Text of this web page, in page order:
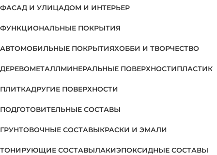
ФАСАД И УЛИЦАДОМ И ИНТЕРЬЕР
ФУНКЦИОНАЛЬНЫЕ ПОКРЫТИЯ
АВТОМОБИЛЬНЫЕ ПОКРЫТИЯХОББИ И ТВОРЧЕСТВО
ДЕРЕВОМЕТАЛЛМИНЕРАЛЬНЫЕ ПОВЕРХНОСТИПЛАСТИК
ПЛИТКАДРУГИЕ ПОВЕРХНОСТИ
ПОДГОТОВИТЕЛЬНЫЕ СОСТАВЫ
ГРУНТОВОЧНЫЕ СОСТАВЫКРАСКИ И ЭМАЛИ
ТОНИРУЮЩИЕ СОСТАВЫЛАКИЭПОКСИДНЫЕ СОСТАВЫ